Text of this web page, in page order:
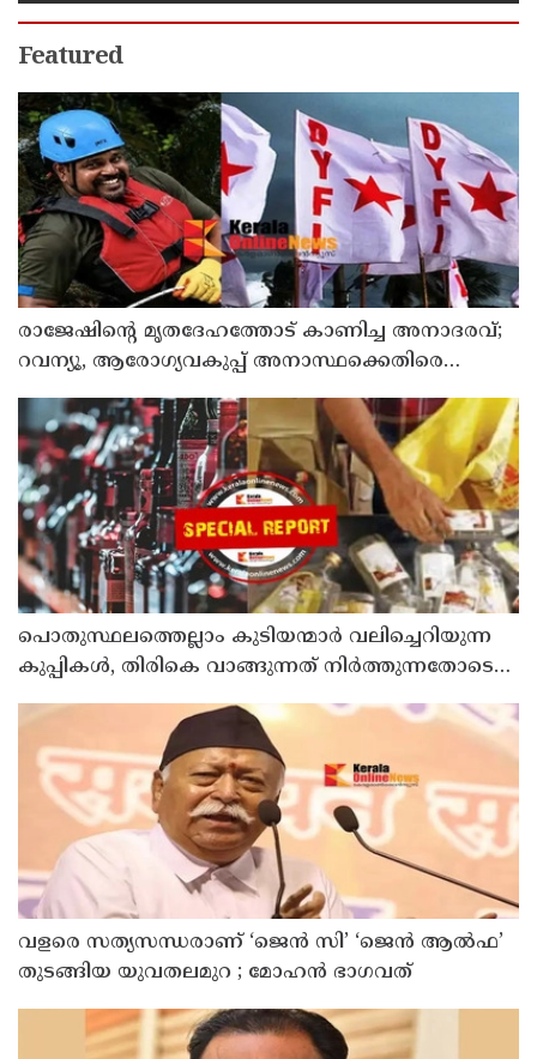
Featured
രാജേഷിന്റെ മൃതദേഹത്തോട് കാണിച്ച അനാദരവ്;
റവന്യൂ, ആരോഗ്യവകുപ്പ് അനാസ്ഥക്കെതിരെ
കടുത്ത നടപടി വേണം; ഡിവൈഎഫ്ഐ
ശക്തമായ പ്രതിഷേധത്തിലേക്ക്
പൊതുസ്ഥലത്തെല്ലാം കുടിയന്മാര്‍ വലിച്ചെറിയുന്ന
കുപ്പികള്‍, തിരികെ വാങ്ങുന്നത് നിര്‍ത്തുന്നതോടെ
ഇത് ഇരട്ടിക്കും, കോടികളുടെ ലാഭമുള്ള പദ്ധതി
നിര്‍ത്തിയത് എന്തിന്? സര്‍ക്കാരിന്റേത് തലതിരിഞ്ഞ
തീരുമാനമോ?
വളരെ സത്യസന്ധരാണ് ‘ജെൻ സി’ ‘ജെൻ ആൽഫ’
തുടങ്ങിയ യുവതലമുറ ; മോഹൻ ഭാഗവത്